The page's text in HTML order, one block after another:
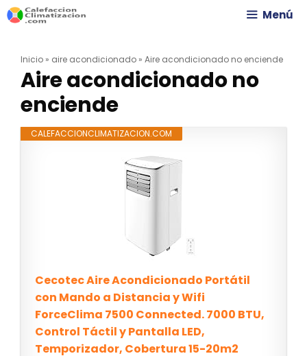
Saltar
contenido
Menú
Inicio » aire acondicionado » Aire acondicionado no enciende
Aire acondicionado no
enciende
CALEFACCIONCLIMATIZACION.COM
Cecotec Aire Acondicionado Portátil
con Mando a Distancia y Wifi
ForceClima 7500 Connected. 7000 BTU,
Control Táctil y Pantalla LED,
Temporizador, Cobertura 15-20m2